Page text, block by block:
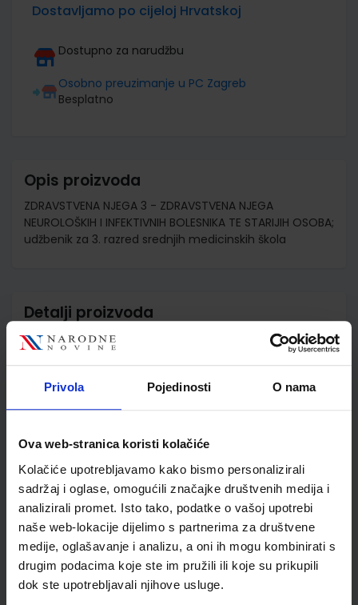
Privola Pojedinosti O nama
Ova web-stranica koristi kolačiće
Kolačiće upotrebljavamo kako bismo personalizirali
sadržaj i oglase, omogućili značajke društvenih medija i
analizirali promet. Isto tako, podatke o vašoj upotrebi
naše web-lokacije dijelimo s partnerima za društvene
medije, oglašavanje i analizu, a oni ih mogu kombinirati s
drugim podacima koje ste im pružili ili koje su prikupili
dok ste upotrebljavali njihove usluge.
Dostavljamo po cijeloj Hrvatskoj
Dostupno za narudžbu
Osobno preuzimanje u PC Zagreb
Besplatno
Opis proizvoda
ZDRAVSTVENA NJEGA 3 - ZDRAVSTVENA NJEGA
NEUROLOŠKIH I INFEKTIVNIH BOLESNIKA TE STARIJIH OSOBA;
udžbenik za 3. razred srednjih medicinskih škola
Detalji proizvoda
Šifra proizvoda
Jedinična mjera
kom
Nakladnik
ŠKOLSKA KNJIGA d.d.
Školski razred
30 3.RAZRED SŠ
Vrsta školske knjige
UDŽBENIK
Vrsta škole
3 STRUKOVNA
Nastavni predmet
ZDRAVST. I MED.ŠKOLE
Reg br min
1366